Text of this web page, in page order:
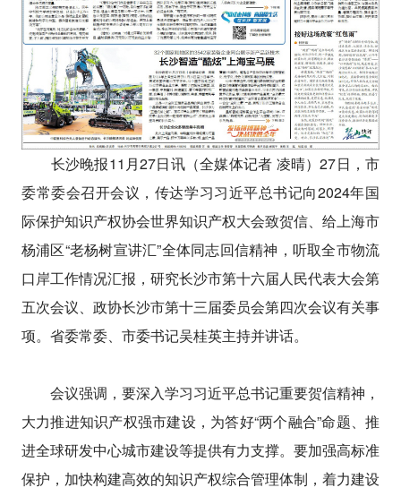
长沙晚报11月27日讯（全媒体记者 凌晴）27日，市
委常委会召开会议，传达学习习近平总书记向2024年国
际保护知识产权协会世界知识产权大会致贺信、给上海市
杨浦区“老杨树宣讲汇”全体同志回信精神，听取全市物流
口岸工作情况汇报，研究长沙市第十六届人民代表大会第
五次会议、政协长沙市第十三届委员会第四次会议有关事
项。省委常委、市委书记吴桂英主持并讲话。
会议强调，要深入学习习近平总书记重要贺信精神，
大力推进知识产权强市建设，为答好“两个融合”命题、推
进全球研发中心城市建设等提供有力支撑。要加强高标准
保护，加快构建高效的知识产权综合管理体制，着力建设